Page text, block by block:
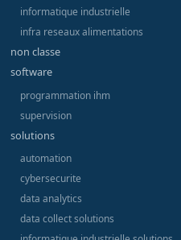
informatique industrielle
infra reseaux alimentations
non classe
software
programmation ihm
supervision
solutions
automation
cybersecurite
data analytics
data collect solutions